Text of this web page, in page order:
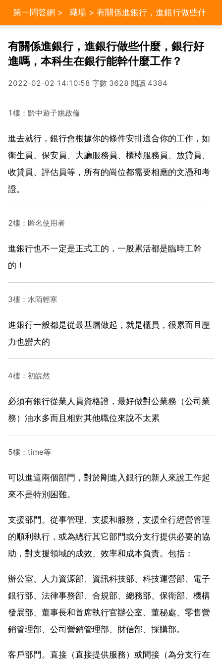
第一問答網 > 職場 > 有關係進銀行，進銀行做些什
麼，銀行好進嗎，本科生在銀行能幹什麼工作？
有關係進銀行，進銀行做些什麼，銀行好
進嗎，本科生在銀行能幹什麼工作？
2022-02-02 14:10:58 字數 3628 閱讀 4384
1樓：黔中遊子姚啟倫
進去就行，銀行會根據你的條件安排適合你的工作，如
衛生員、保安員、大廳服務員、櫃檯服務員、放貸員、
收貸員、評估員等，所有的崗位都需要相應的文憑和考
證。
2樓：匿名使用者
進銀行也不一定是正式工的，一般累活都是臨時工幹
的！
3樓：水陌輕寒
進銀行一般都是從最基層做起，就是櫃員，很累而且壓
力也蠻大的
4樓：初皖然
必須有銀行從業人員資格證，最好做對公業務（公司業
務）油水多而且相對其他職位來說不太累
5樓：time等
可以進這兩個部門，對於剛進入銀行的新人來說工作起
來不是特別困難。
支援部門。從事管理、支援和服務，支援全行經營管理
的順利執行，或為總行其它部門或分支行提供必要的協
助，對支援領域的成效、效率和成本負責。包括：
辦公室、人力資源部、資訊科技部、科技運營部、電子
銀行部、法律事務部、合規部、總務部、保衛部、機構
發展部、董事長和首席執行官辦公室、董秘處、零售營
銷管理部、公司營銷管理部、財信部、採購部。
客戶部門。直接（直接提供服務）或間接（為分支行在